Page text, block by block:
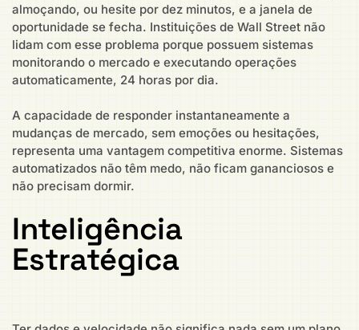
almoçando, ou hesite por dez minutos, e a janela de
oportunidade se fecha. Instituições de Wall Street não
lidam com esse problema porque possuem sistemas
monitorando o mercado e executando operações
automaticamente, 24 horas por dia.
A capacidade de responder instantaneamente a
mudanças de mercado, sem emoções ou hesitações,
representa uma vantagem competitiva enorme. Sistemas
automatizados não têm medo, não ficam gananciosos e
não precisam dormir.
Inteligência
Estratégica